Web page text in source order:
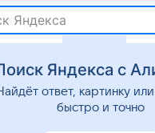
Яндекса
Яндекса с
ответ, картинку
быстро и точно